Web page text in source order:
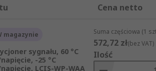
Cena netto
magazynie
sygnału, 60 °C
-25 °C
LCIS-WP-WAA
Suma częściowa (1
572,72 zł(bez VAT)
Ilość